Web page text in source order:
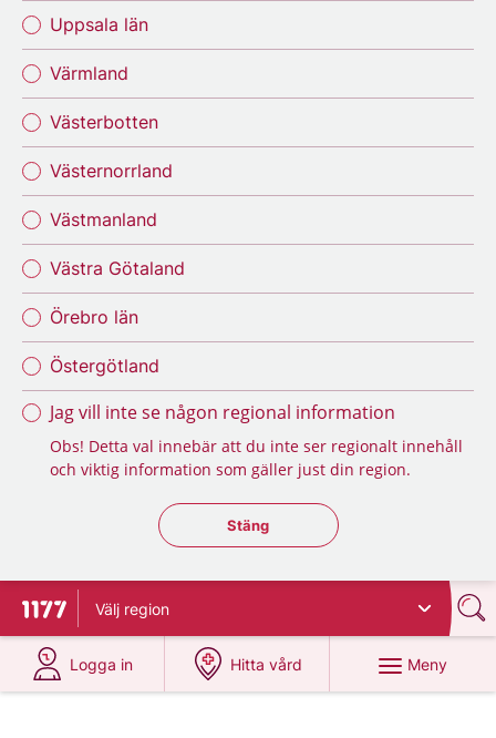
Uppsala län
Värmland
Västerbotten
Västernorrland
Västmanland
Västra Götaland
Örebro län
Östergötland
Jag vill inte se någon regional information
Obs! Detta val innebär att du inte ser regionalt innehåll
och viktig information som gäller just din region.
Stäng regionsväljaren
Stäng
Till startsidan för 1177
Välj region
Logga in
på 1177.se
Hitta vård
på 1177.se
Meny